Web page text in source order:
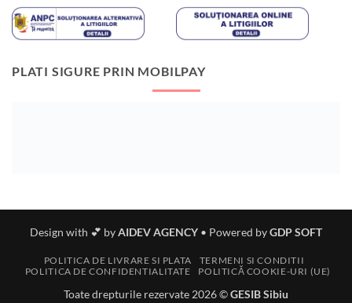
PLATI SIGURE PRIN MOBILPAY
Design with 💕 byAIDEV AGENCY • Powered byGDP SOFT
POLITICA DE LIVRARE SI PLATA
TERMENI SI CONDITII
POLITICA DE CONFIDENTIALITATE
POLITICĂ COOKIE-URI (UE)
Toate drepturile rezervate 2026 ©GESIB Sibiu